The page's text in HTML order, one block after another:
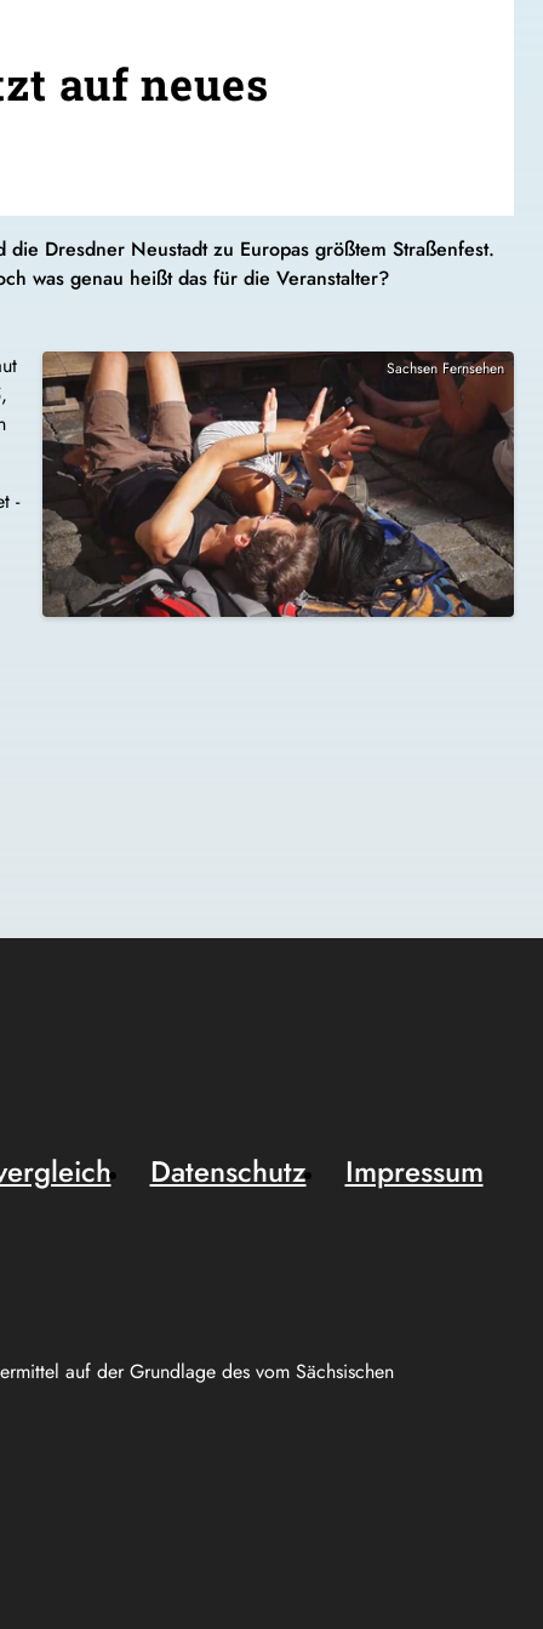
auf neues
Dresdner Neustadt zu Europas größtem Straßenfest.
was genau heißt das für die Veranstalter?
-
Sachsen Fernsehen
auf der Grundlage des vom Sächsischen
Datenschutz
Impressum